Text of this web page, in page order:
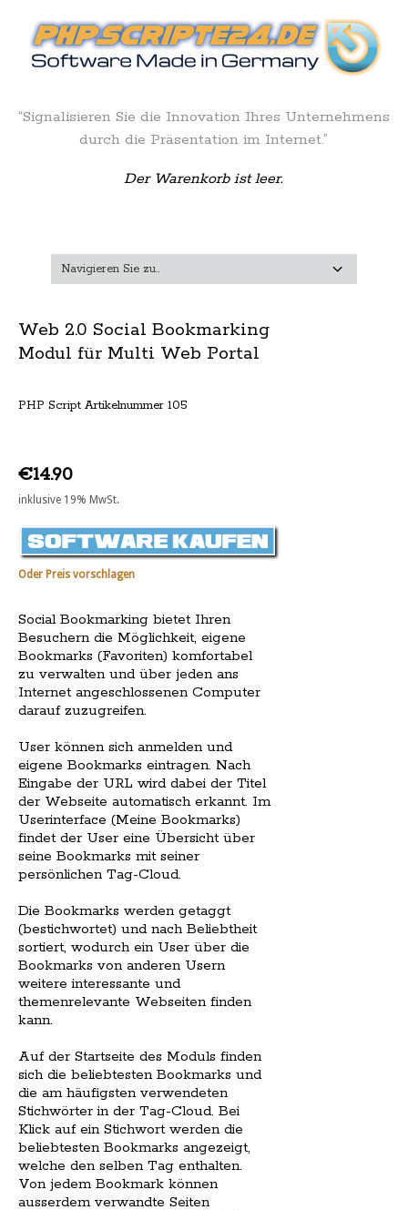
“Signalisieren Sie die Innovation Ihres Unternehmens
durch die Präsentation im Internet.”
Der Warenkorb ist leer.
Web 2.0 Social Bookmarking
Modul für Multi Web Portal
PHP Script Artikelnummer 105
€14.90
inklusive 19% MwSt.
Oder Preis vorschlagen
Social Bookmarking bietet Ihren
Besuchern die Möglichkeit, eigene
Bookmarks (Favoriten) komfortabel
zu verwalten und über jeden ans
Internet angeschlossenen Computer
darauf zuzugreifen.
User können sich anmelden und
eigene Bookmarks eintragen. Nach
Eingabe der URL wird dabei der Titel
der Webseite automatisch erkannt. Im
Userinterface (Meine Bookmarks)
findet der User eine Übersicht über
seine Bookmarks mit seiner
persönlichen Tag-Cloud.
Die Bookmarks werden getaggt
(bestichwortet) und nach Beliebtheit
sortiert, wodurch ein User über die
Bookmarks von anderen Usern
weitere interessante und
themenrelevante Webseiten finden
kann.
Auf der Startseite des Moduls finden
sich die beliebtesten Bookmarks und
die am häufigsten verwendeten
Stichwörter in der Tag-Cloud. Bei
Klick auf ein Stichwort werden die
beliebtesten Bookmarks angezeigt,
welche den selben Tag enthalten.
Von jedem Bookmark können
ausserdem verwandte Seiten